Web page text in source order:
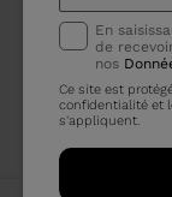
En
de
nos
Ce site est
confidentialité et
s'appliquent.